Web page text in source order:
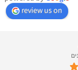
review us on